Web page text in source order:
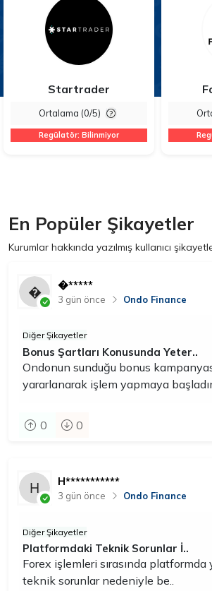
Startrader
Ortalama (0/5)
Regülatör: Bilinmiyor
En Popüler Şikayetler
Kurumlar hakkında yazılmış kullanıcı
�*****
3 gün önce Ondo Finance
Diğer Şikayetler
Bonus Şartları Konusunda Yeter..
Ondonun sunduğu bonus
yararlanarak işlem yapmaya
0 0
H***********
3 gün önce Ondo Finance
Diğer Şikayetler
Platformdaki Teknik Sorunlar İ..
Forex işlemleri sırasında platformda
teknik sorunlar nedeniyle be..